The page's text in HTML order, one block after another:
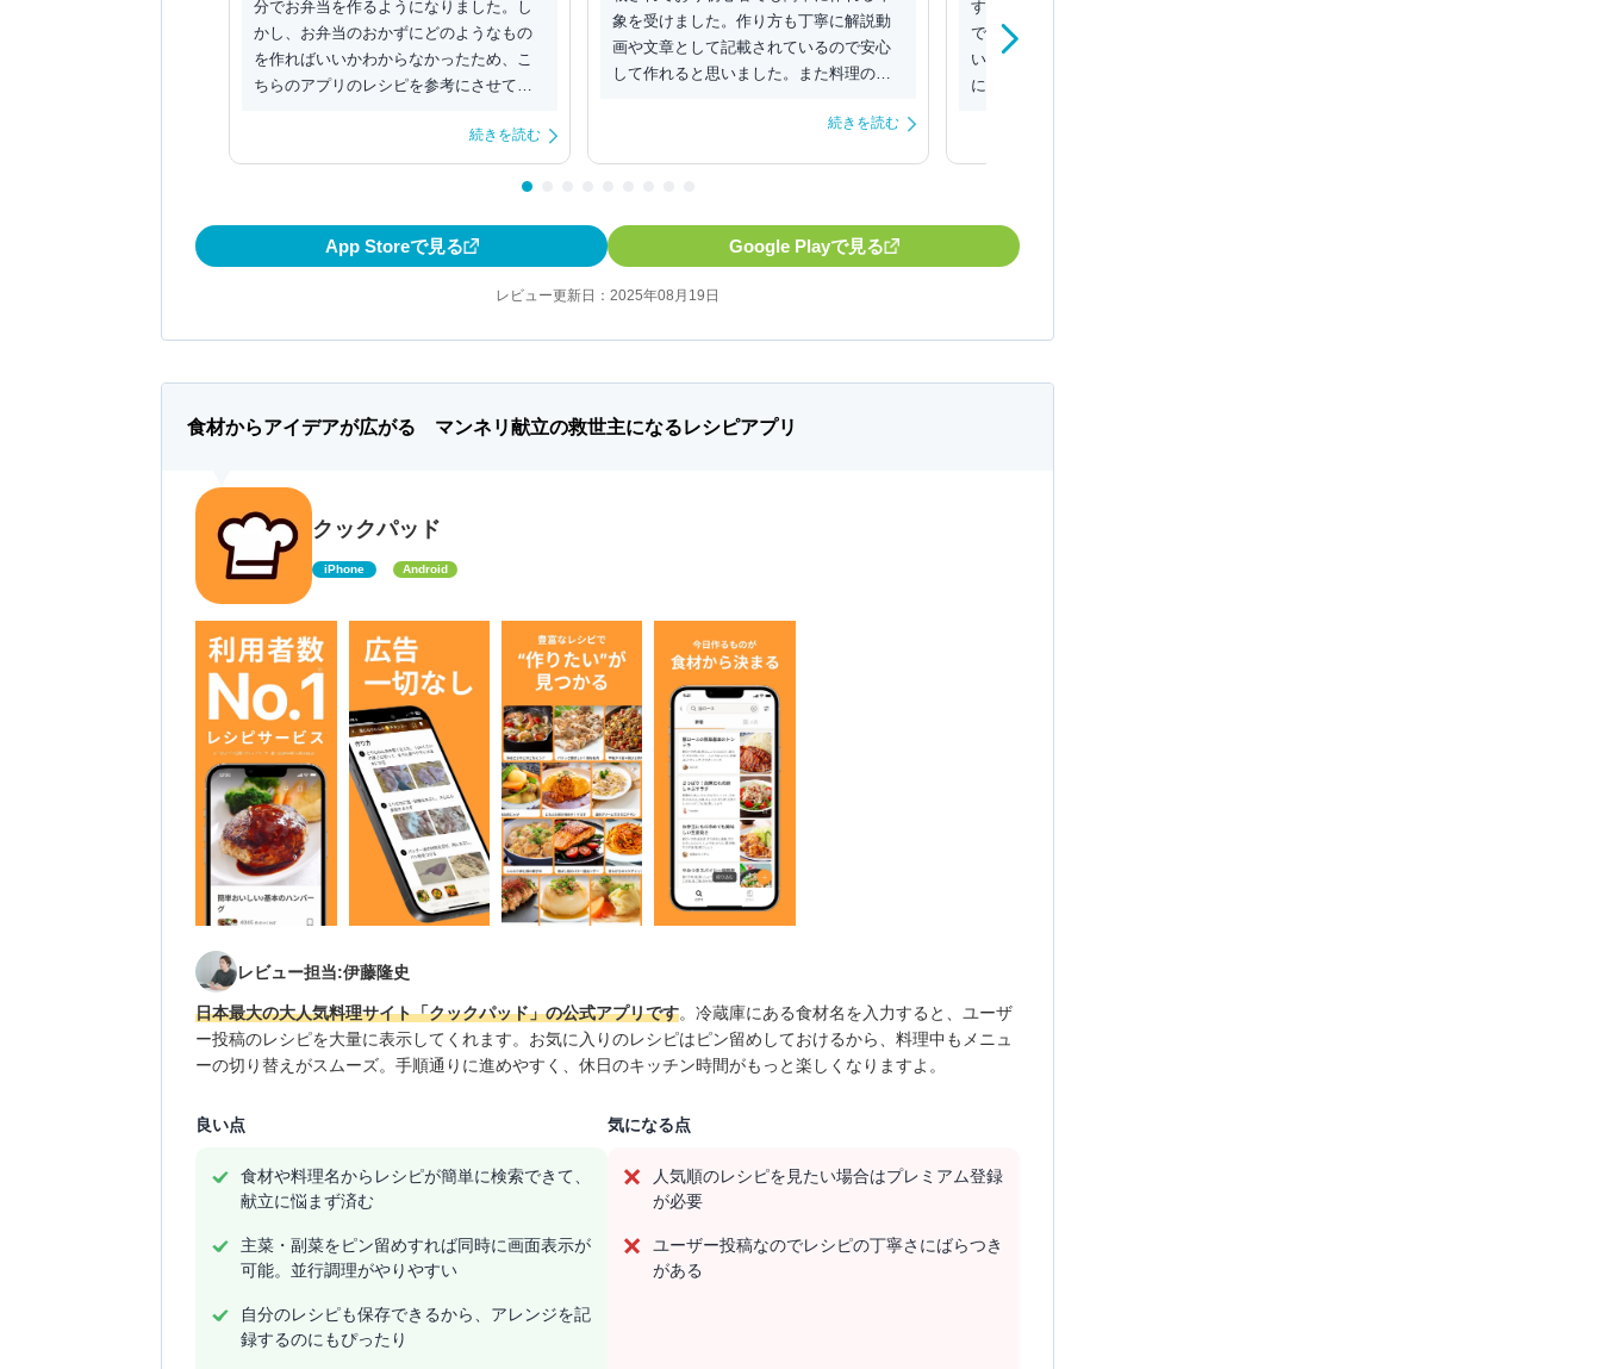
分でお弁当を作るようになりました。し
かし、お弁当のおかずにどのようなもの
を作ればいいかわからなかったため、こ
ちらのアプリのレシピを参考にさせてい
続きを読む
象を受けました。作り方も丁寧に解説動
画や文章として記載されているので安心
して作れると思いました。また料理のレ
続きを読む
す。 調理工程が全部動画で載っているの
で、具材はどれくらいの大きさで切れば
いいのかとか、具材がどれくらいの加減
になるまで加熱すればいいのかとかとて
App Storeで見る Google Playで見る
レビュー更新日：2025年08月19日
食材からアイデアが広がる マンネリ献立の救世主になるレシピアプリ
クックパッド
iPhone Android
レビュー担当:伊藤隆史
日本最大の大人気料理サイト「クックパッド」の公式アプリです。冷蔵庫にある食材名を入力すると、ユーザ
ー投稿のレシピを大量に表示してくれます。お気に入りのレシピはピン留めしておけるから、料理中もメニュ
ーの切り替えがスムーズ。手順通りに進めやすく、休日のキッチン時間がもっと楽しくなりますよ。
良い点
食材や料理名からレシピが簡単に検索できて、
献立に悩まず済む
主菜・副菜をピン留めすれば同時に画面表示が
可能。並行調理がやりやすい
自分のレシピも保存できるから、アレンジを記
録するのにもぴったり
気になる点
人気順のレシピを見たい場合はプレミアム登録
が必要
ユーザー投稿なのでレシピの丁寧さにばらつき
がある